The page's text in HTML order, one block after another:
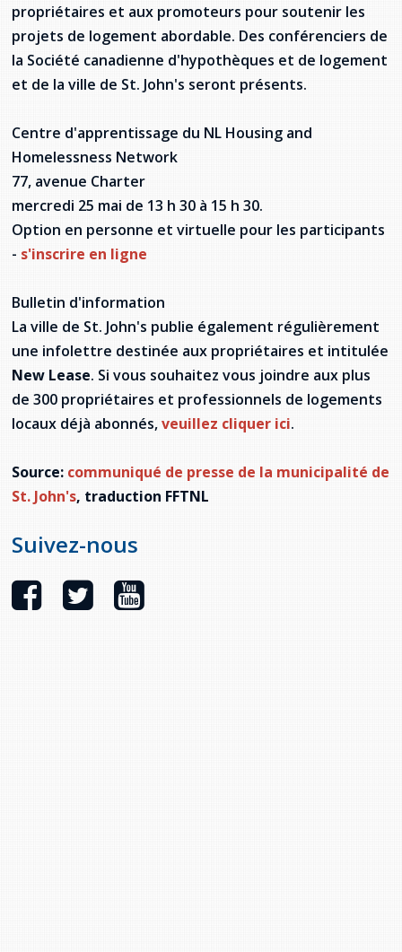
Stacy Smith
Nancy Dillon
Joseph Kayumba
Dominic Demers
Yulia Kudryakova
propriétaires et aux promoteurs pour soutenir les
projets de logement abordable. Des conférenciers de
la Société canadienne d'hypothèques et de logement
et de la ville de St. John's seront présents.
Centre d'apprentissage du NL Housing and
Homelessness Network
77, avenue Charter
mercredi 25 mai de 13 h 30 à 15 h 30.
Option en personne et virtuelle pour les participants
- s'inscrire en ligne
Bulletin d'information
La ville de St. John's publie également régulièrement
une infolettre destinée aux propriétaires et intitulée
New Lease. Si vous souhaitez vous joindre aux plus
de 300 propriétaires et professionnels de logements
locaux déjà abonnés,veuillez cliquer ici.
Source: communiqué de presse de la municipalité de
St. John's, traduction FFTNL
Suivez-nous